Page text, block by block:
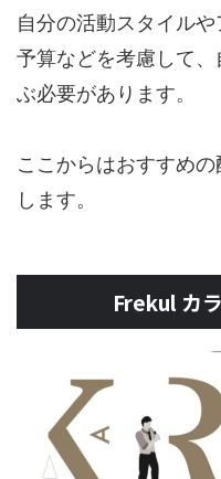
自分の活動スタイルや
予算などを考慮して
ぶ必要があります。
ここからはおすすめ
します。
Frekul カ